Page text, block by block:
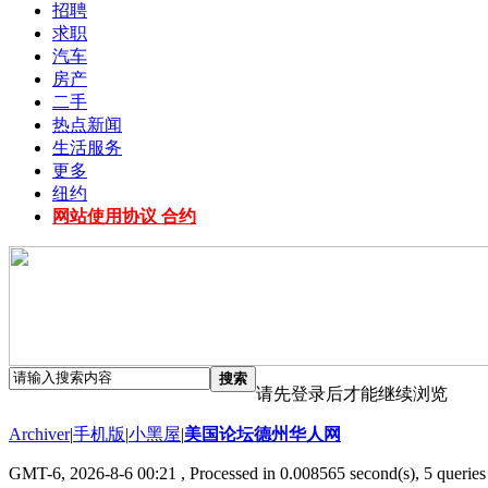
招聘
求职
汽车
房产
二手
热点新闻
生活服务
更多
纽约
网站使用协议 合约
搜索
请先登录后才能继续浏览
Archiver|手机版|小黑屋|美国论坛德州华人网
GMT-6, 2026-8-6 00:21 , Processed in 0.008565 second(s), 5